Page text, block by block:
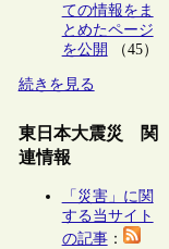
ての情報をま
とめたページ
を公開
（45）
続きを見る
東日本大震災 関
連情報
「災害」に関
する当サイト
の記事：